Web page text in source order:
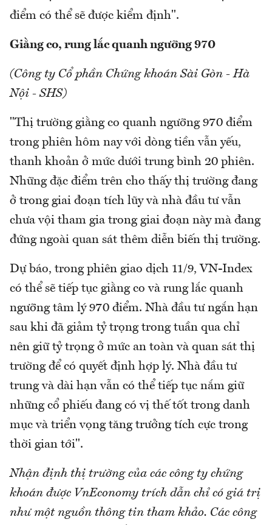
điểm có thể sẽ được kiểm định".
Giằng co, rung lắc quanh ngưỡng 970
(Công ty Cổ phần Chứng khoán Sài Gòn - Hà
Nội - SHS)
"Thị trường giằng co quanh ngưỡng 970 điểm
trong phiên hôm nay với dòng tiền vẫn yếu,
thanh khoản ở mức dưới trung bình 20 phiên.
Những đặc điểm trên cho thấy thị trường đang
ở trong giai đoạn tích lũy và nhà đầu tư vẫn
chưa vội tham gia trong giai đoạn này mà đang
đứng ngoài quan sát thêm diễn biến thị trường.
Dự báo, trong phiên giao dịch 11/9, VN-Index
có thể sẽ tiếp tục giằng co và rung lắc quanh
ngưỡng tâm lý 970 điểm. Nhà đầu tư ngắn hạn
sau khi đã giảm tỷ trọng trong tuần qua chỉ
nên giữ tỷ trọng ở mức an toàn và quan sát thị
trường để có quyết định hợp lý. Nhà đầu tư
trung và dài hạn vẫn có thể tiếp tục nắm giữ
những cổ phiếu đang có vị thế tốt trong danh
mục và triển vọng tăng trưởng tích cực trong
thời gian tới".
Nhận định thị trường của các công ty chứng
khoán được VnEconomy trích dẫn chỉ có giá trị
như một nguồn thông tin tham khảo. Các công